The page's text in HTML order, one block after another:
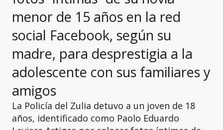
menor de 15 años en la red
social Facebook, según su
madre, para desprestigia a la
adolescente con sus familiares y
amigos
La Policía del Zulia detuvo a un joven de 18
años, identificado como Paolo Eduardo